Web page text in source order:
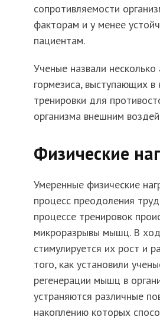
сопротивляемости
факторам и у менее
пациентам.
Ученые назвали несколько
гормезиса, выступающих в
тренировки для
организма внешним
Физические
Умеренные физические
процесс преодоления
процессе тренировок
микроразрывы мышц. В
стимулируется их рост и
того, как установили
регенерации мышц в
устраняются различные
накоплению которых